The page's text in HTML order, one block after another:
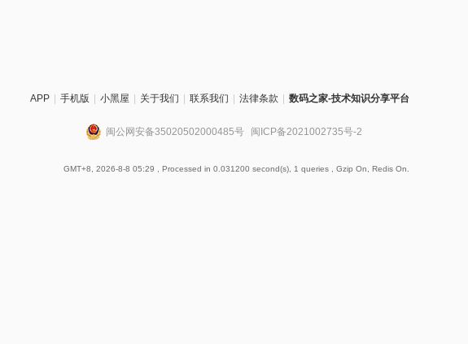
APP 手机版 小黑屋 关于我们 联系我们 法律条款 数码之家-技术知识分享平台
闽公网安备35020502000485号 闽ICP备2021002735号-2
GMT+8, 2026-8-8 05:29 , Processed in 0.031200 second(s), 1 queries , Gzip On, Redis On.